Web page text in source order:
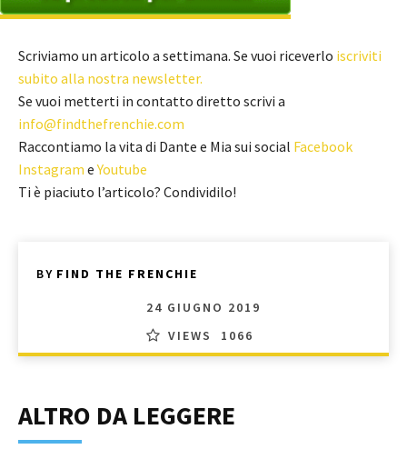
Scriviamo un articolo a settimana. Se vuoi riceverlo iscriviti
subito alla nostra newsletter.
Se vuoi metterti in contatto diretto scrivi a
info@findthefrenchie.com
Raccontiamo la vita di Dante e Mia sui social Facebook
Instagram eYoutube
Ti è piaciuto l’articolo? Condividilo!
BY FIND THE FRENCHIE
24 GIUGNO 2019
VIEWS
1066
ALTRO DA LEGGERE